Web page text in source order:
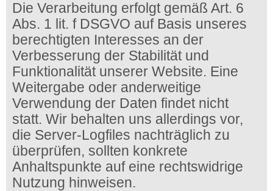
Die Verarbeitung erfolgt gemäß Art. 6
Abs. 1 lit. f DSGVO auf Basis unseres
berechtigten Interesses an der
Verbesserung der Stabilität und
Funktionalität unserer Website. Eine
Weitergabe oder anderweitige
Verwendung der Daten findet nicht
statt. Wir behalten uns allerdings vor,
die Server-Logfiles nachträglich zu
überprüfen, sollten konkrete
Anhaltspunkte auf eine rechtswidrige
Nutzung hinweisen.